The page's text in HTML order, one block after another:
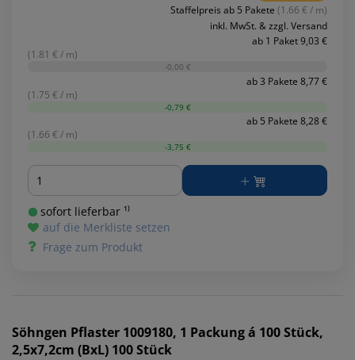
Staffelpreis ab 5 Pakete (1.66 € / m)
inkl. MwSt. & zzgl. Versand
ab 1 Paket 9,03 €
(1.81 € / m)
-0,00 €
ab 3 Pakete 8,77 €
(1.75 € / m)
-0,79 €
ab 5 Pakete 8,28 €
(1.66 € / m)
-3,75 €
Menge
sofort lieferbar ¹⁾
auf die Merkliste setzen
Frage zum Produkt
Söhngen Pflaster 1009180, 1 Packung á 100 Stück,
2,5x7,2cm (BxL) 100 Stück